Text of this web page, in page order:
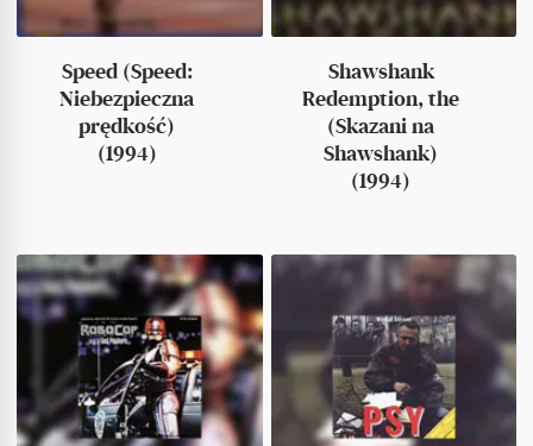
Speed (Speed:
Niebezpieczna
prędkość)
(1994)
Shawshank
Redemption, the
(Skazani na
Shawshank)
(1994)